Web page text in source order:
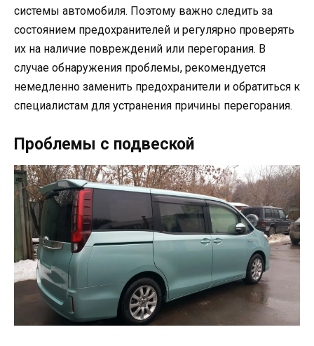
системы автомобиля. Поэтому важно следить за
состоянием предохранителей и регулярно проверять
их на наличие повреждений или перегорания. В
случае обнаружения проблемы, рекомендуется
немедленно заменить предохранители и обратиться к
специалистам для устранения причины перегорания.
Проблемы с подвеской